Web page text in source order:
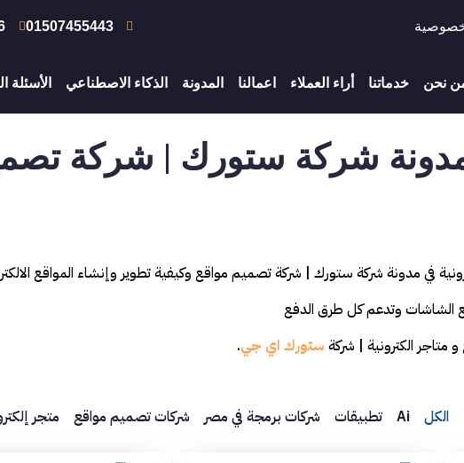
01507455443
نحن خدماتنا أراء العملاء اعمالنا المدونة الذكاء الاصطناعي الأسئلة
شركة ستورك | شركة
في مدونة شركة ستورك | شركة تصميم مواقع وكيفية تطوير وإنشاء المواقع
الشاشات وتدعم كل طرق الدفع
الكترونية | شركة ستورك اي جي.
Ai تطبيقات شركات برمجة في مصر شركات تصميم مواقع متجر الكل